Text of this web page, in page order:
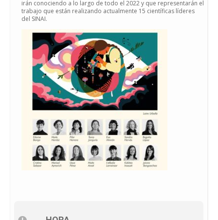
irán conociendo a lo largo de todo el 2022 y que representarán el
trabajo que están realizando actualmente 15 científicas líderes
del SINAI.